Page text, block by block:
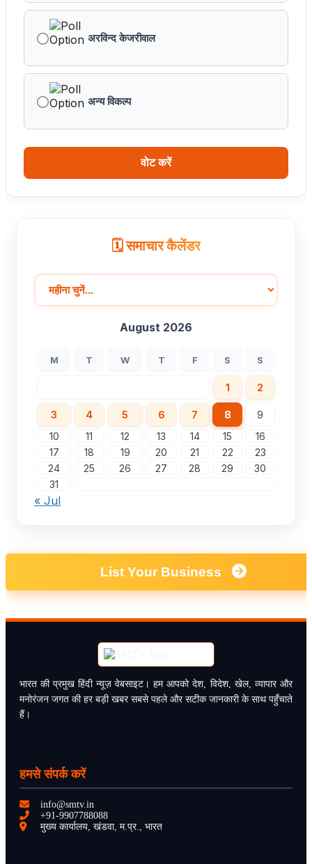
हथकरघा, हमारी समृद्धशाली सांस्कृतिक विरासत, कौशल और
आत्मनिर्भरता का सशक्त प्रतीक है : मुख्यमंत्री डॉ. यादव
बधाई
ब्रिक्स डेलीगेट्स का भोपाल के पर्यटन स्थलों ने मोहा मन
अरविन्द केजरीवाल
अन्य विकल्प
वोट करें
🗓️ समाचार कैलेंडर
August 2026
M T W T F S S
1 2
3 4 5 6 7 8
9
10
11 12 13 14 15
16
17
18 19 20 21 22
23
24
25 26 27 28 29
30
31
« Jul
List Your Business
भारत की प्रमुख हिंदी न्यूज़ वेबसाइट। हम आपको देश, विदेश, खेल, व्यापार और
मनोरंजन जगत की हर बड़ी खबर सबसे पहले और सटीक जानकारी के साथ पहुँचाते
हैं।
हमसे संपर्क करें
info@smtv.in
+91-9907788088
मुख्य कार्यालय, खंडवा, म.प्र., भारत